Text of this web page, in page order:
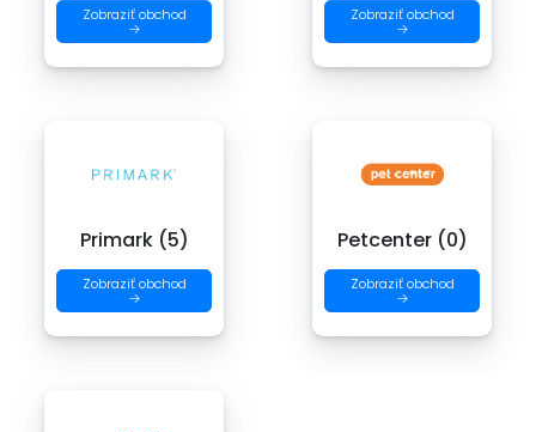
Zobraziť obchod
→
Zobraziť obchod
→
Primark (5)
Zobraziť obchod
→
Petcenter (0)
Zobraziť obchod
→